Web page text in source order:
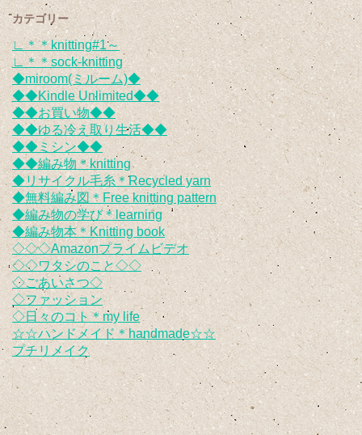
カテゴリー
∟＊＊knitting#1～
∟＊＊sock-knitting
◆miroom(ミルーム)◆
◆◆Kindle Unlimited◆◆
◆◆お買い物◆◆
◆◆ゆる冷え取り生活◆◆
◆◆ミシン◆◆
◆◆編み物＊knitting
◆リサイクル毛糸＊Recycled yarn
◆無料編み図＊Free knitting pattern
◆編み物の学び＊learning
◆編み物本＊Knitting book
◇◇◇Amazonプライムビデオ
◇◇ワタシのこと◇◇
◇ごあいさつ◇
◇ファッション
◇日々のコト＊my life
☆☆ハンドメイド＊handmade☆☆
プチリメイク